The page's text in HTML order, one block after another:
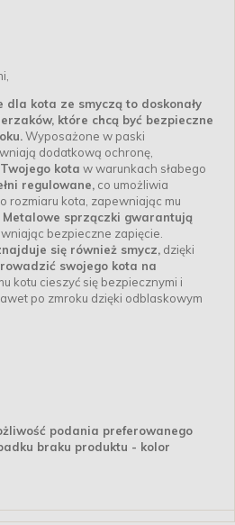
dla kota ze smyczą to doskonały
które chcą być bezpieczne
Wyposażone w paski
dodatkową ochronę,
kota w warunkach słabego
regulowane, co umożliwia
rozmiaru kota, zapewniając mu
Metalowe sprzączki gwarantują
bezpieczne zapięcie.
się również smycz, dzięki
swojego kota na
kotu cieszyć się bezpiecznymi i
po zmroku dzięki odblaskowym
podania preferowanego
braku produktu - kolor